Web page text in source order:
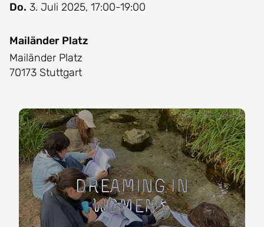
Do. 3. Juli 2025, 17:00-19:00
Mailänder Platz
Mailänder Platz
70173 Stuttgart
Dreaming in
Women*